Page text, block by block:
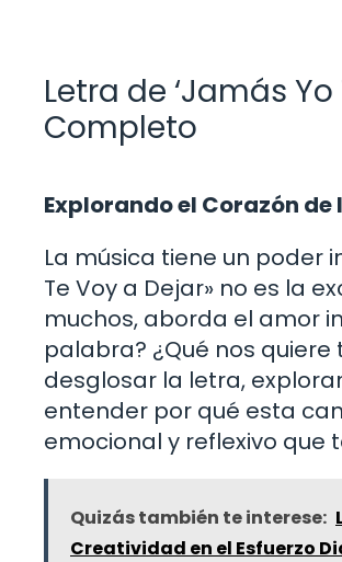
Letra de ‘Jamás
Completo
Explorando el Corazón de
La música tiene un poder
Te Voy a Dejar» no es la
muchos, aborda el amor
palabra? ¿Qué nos
desglosar la letra,
entender por qué esta
emocional y reflexivo que
Quizás también te interese:
Creatividad en el Esfuerzo